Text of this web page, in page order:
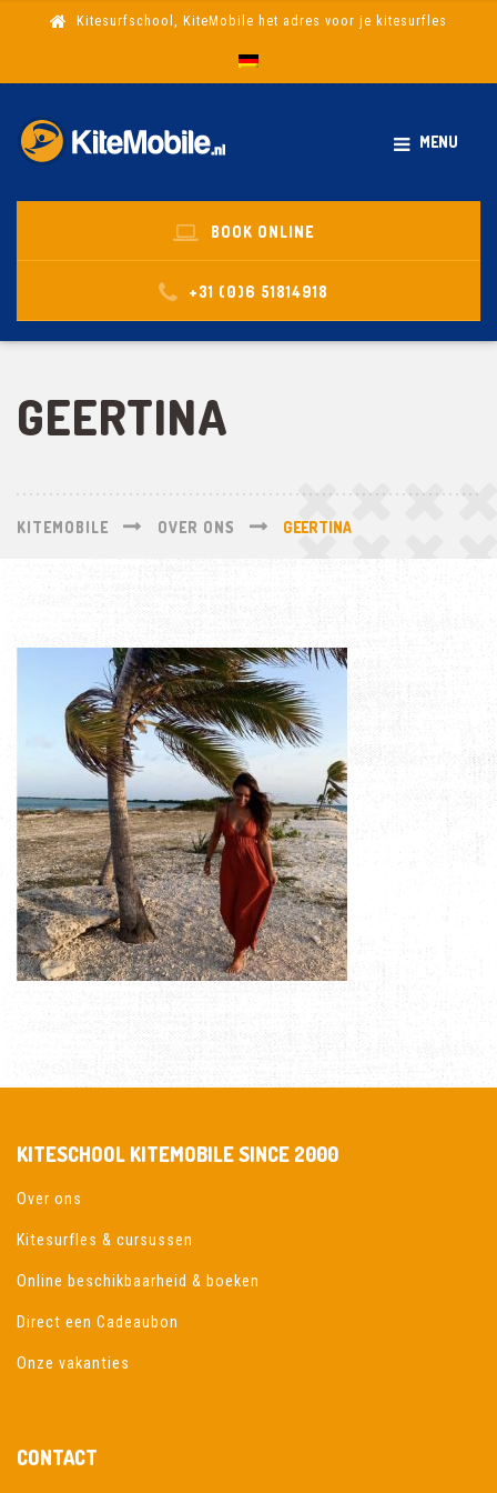
Kitesurfschool, KiteMobile het adres voor je kitesurfles
MENU
BOOK ONLINE
+31 (0)6 51814918
GEERTINA
KITEMOBILE OVER ONS GEERTINA
KITESCHOOL KITEMOBILE SINCE 2000
Over ons
Kitesurfles & cursussen
Online beschikbaarheid & boeken
Direct een Cadeaubon
Onze vakanties
CONTACT